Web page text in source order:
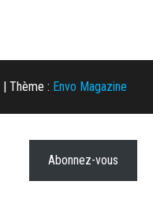
| Thème : Envo Magazine
Abonnez-vous